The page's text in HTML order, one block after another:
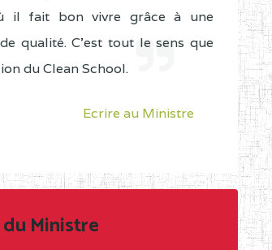
il fait bon vivre grâce à une
qualité. C'est tout le sens que
du Clean School.
Ecrire au Ministre
Ministre